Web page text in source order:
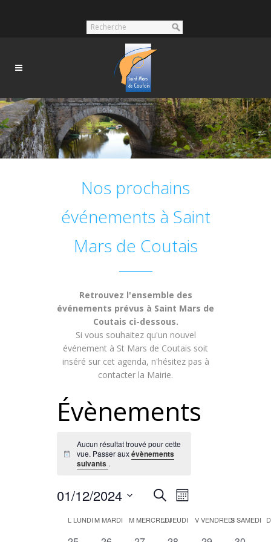
Nos prochains
événements à Saint
Mars de Coutais
Retrouvez l'ensemble des
événements prévus à Saint Mars de
Coutais ci-dessous.
Si vous souhaitez qu'un nouvel
événement à St Mars de Coutais soit
inséré sur cet agenda, n'hésitez pas à
contacter la Mairie.
Évènements
Notice
Aucun résultat trouvé pour cette
vue. Passer auxévènements
suivants .
Recherche
et
RechercheNavigation
de
Mois
01/12/2024
une
date.Calendrier
L LUNDIMMARDI MMERCREDI
JJEUDI VVENDREDISSAMEDI